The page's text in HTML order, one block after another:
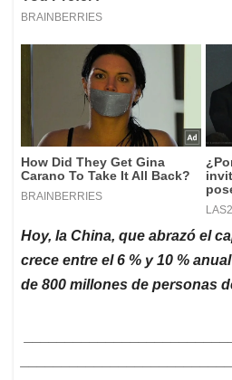
Hoy, la China, que abrazó el
crece entre el 6 % y 10 %
de 800 millones de personas